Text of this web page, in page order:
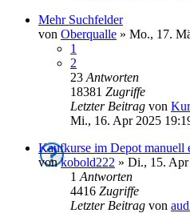
Mehr Suchfelder
von Oberqualle » Mo., 17.
1
2
23 Antworten
18381 Zugriffe
Letzter Beitrag von
Mi., 16. Apr 2025
Kaufkurse im Depot manuell
vonkobold222 » Di., 15. Apr
1 Antworten
4416 Zugriffe
Letzter Beitrag von